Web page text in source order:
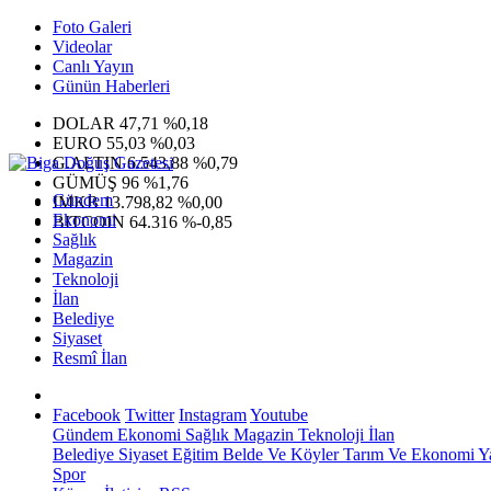
Foto Galeri
Videolar
Canlı Yayın
Günün Haberleri
DOLAR 47,71 %0,18
EURO 55,03 %0,03
G.ALTIN6.543,88 %0,79
GÜMÜŞ 96 %1,76
IMKB13.798,82 %0,00
BITCOIN 64.316 %-0,85
Gündem
Ekonomi
Sağlık
Magazin
Teknoloji
İlan
Belediye
Siyaset
Resmî İlan
Facebook Twitter InstagramYoutube
Gündem Ekonomi Sağlık Magazin Teknoloji İlan
Belediye Siyaset Eğitim Belde Ve KöylerTarım Ve Ekonomi
Spor